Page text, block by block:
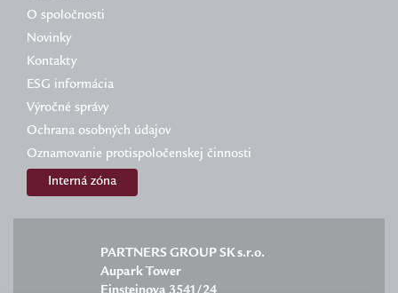
O spoločnosti
Novinky
Kontakty
ESG informácia
Výročné správy
Ochrana osobných údajov
Oznamovanie protispoločenskej činnosti
Interná zóna
PARTNERS GROUP SK s.r.o.
Aupark Tower